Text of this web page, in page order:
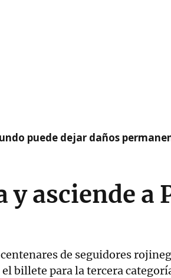
puede dejar daños
y asciende a
de seguidores
billete para la tercera